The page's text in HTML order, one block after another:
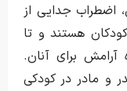
اضطراب جدایی از
هستند و تا
آرامش برای آنان.
و مادر در کودکی